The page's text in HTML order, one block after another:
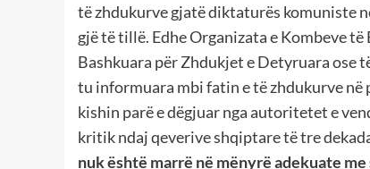
të zhdukurve gjatë diktaturës komuniste
gjë të tillë. Edhe Organizata e Kombeve
Bashkuara për Zhdukjet e Detyruara ose
tu informuara mbi fatin e të zhdukurve në
kishin parë e dëgjuar nga autoritetet e
kritik ndaj qeverive shqiptare të tre
nuk është marrë në mënyrë adekuate